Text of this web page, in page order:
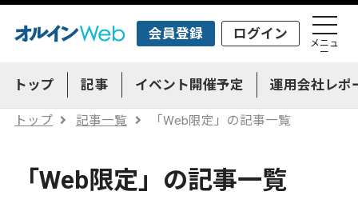
会員登録 ログイン
メニュ
ー
トップ 記事 イベント開催予定 運用会社レポ
トップ 記事一覧 「Web限定」の記事一覧
「Web限定」の記事一覧